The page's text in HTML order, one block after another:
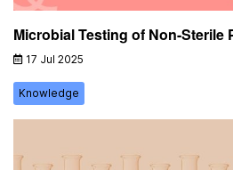
Microbial Testing of Non-Sterile
17 Jul 2025
Knowledge